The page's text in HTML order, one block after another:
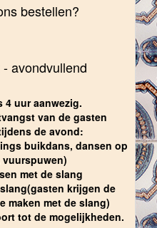
bestellen?
avondvullend
4 uur aanwezig.
van de gasten
de avond:
buikdans, dansen op
met de slang
krijgen de
maken met de slang)
tot de mogelijkheden.